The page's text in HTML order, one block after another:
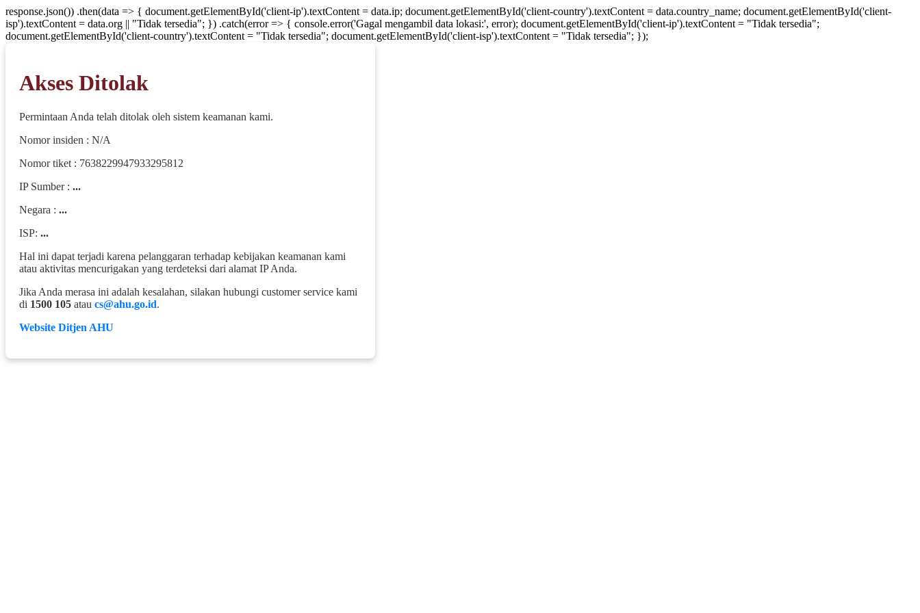
response.json()) .then(data => { document.getElementById('client-ip').textContent = data.ip; document.getElementById('client-country').textContent = data.country_name; document.getElementById('client-
isp').textContent = data.org || "Tidak tersedia"; }) .catch(error => { console.error('Gagal mengambil data lokasi:', error); document.getElementById('client-ip').textContent = "Tidak tersedia";
document.getElementById('client-country').textContent = "Tidak tersedia"; document.getElementById('client-isp').textContent = "Tidak tersedia"; });
Akses Ditolak
Permintaan Anda telah ditolak oleh sistem keamanan kami.
Nomor insiden : N/A
Nomor tiket : 7638229947933295812
IP Sumber : ...
Negara : ...
ISP: ...
Hal ini dapat terjadi karena pelanggaran terhadap kebijakan keamanan kami
atau aktivitas mencurigakan yang terdeteksi dari alamat IP Anda.
Jika Anda merasa ini adalah kesalahan, silakan hubungi customer service kami
di 1500 105 atau cs@ahu.go.id.
Website Ditjen AHU